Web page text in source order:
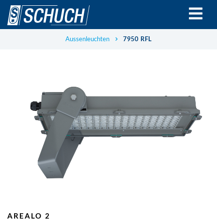
Direkt
zum
Inhalt
Aussenleuchten 7950 RFL
AREALO 2